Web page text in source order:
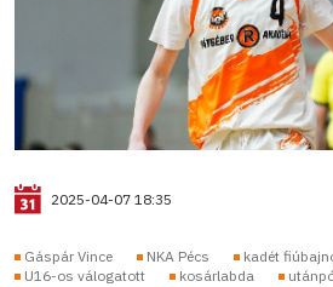
2025-04-07 18:35
Gáspár Vince NKA Pécs kadét
U16-os válogatott
kosárlabda